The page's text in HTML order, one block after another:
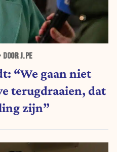
DOOR J.PE
“We gaan niet
terugdraaien, dat
zijn”